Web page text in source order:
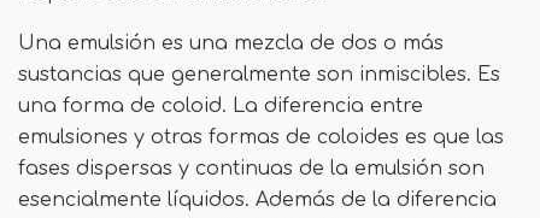
Una emulsión es una mezcla de dos o más
sustancias que generalmente son inmiscibles. Es
una forma de coloid. La diferencia entre
emulsiones y otras formas de coloides es que las
fases dispersas y continuas de la emulsión son
esencialmente líquidos. Además de la diferencia